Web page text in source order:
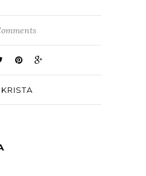
KRISTA